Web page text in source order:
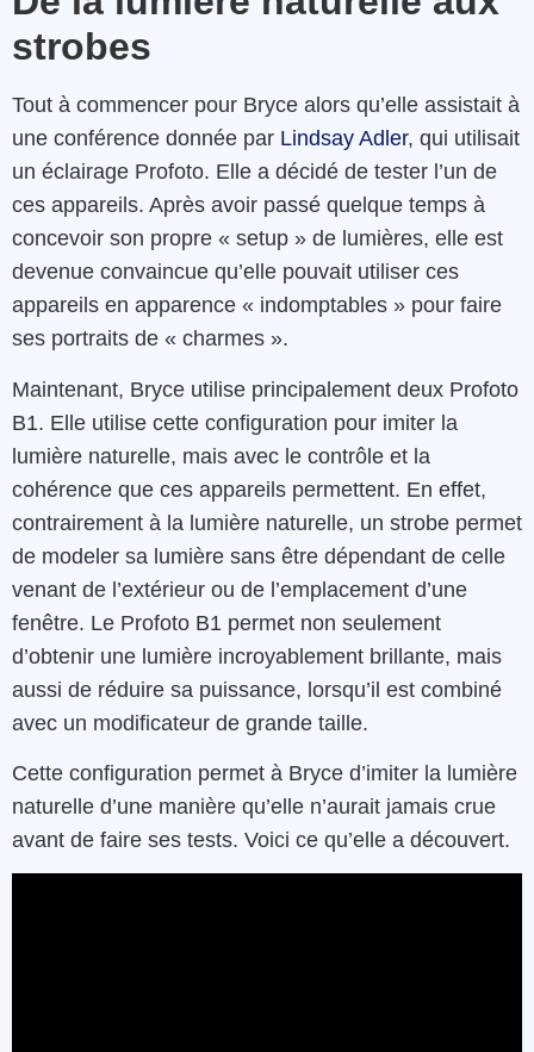
strobes
Tout à commencer pour Bryce alors qu’elle assistait à
une conférence donnée par Lindsay Adler, qui utilisait
un éclairage Profoto. Elle a décidé de tester l’un de
ces appareils. Après avoir passé quelque temps à
concevoir son propre « setup » de lumières, elle est
devenue convaincue qu’elle pouvait utiliser ces
appareils en apparence « indomptables » pour faire
ses portraits de « charmes ».
Maintenant, Bryce utilise principalement deux Profoto
B1. Elle utilise cette configuration pour imiter la
lumière naturelle, mais avec le contrôle et la
cohérence que ces appareils permettent. En effet,
contrairement à la lumière naturelle, un strobe permet
de modeler sa lumière sans être dépendant de celle
venant de l’extérieur ou de l’emplacement d’une
fenêtre. Le Profoto B1 permet non seulement
d’obtenir une lumière incroyablement brillante, mais
aussi de réduire sa puissance, lorsqu’il est combiné
avec un modificateur de grande taille.
Cette configuration permet à Bryce d’imiter la lumière
naturelle d’une manière qu’elle n’aurait jamais crue
avant de faire ses tests. Voici ce qu’elle a découvert.